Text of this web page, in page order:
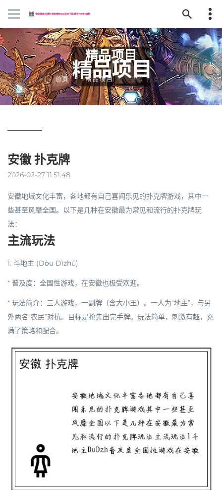
精品项目
首页 精品项目 安徽 扑克牌
安徽 扑克牌
2026-02-27 11:51:48
安徽地域文化丰富，各地都有自己喜闻乐见的扑克牌游戏，其中一
些甚至风靡全国。以下是几种在安徽最为常见和流行的扑克牌玩
法：
主流玩法
1. 斗地主 (Dòu Dìzhǔ)
* 普及度：全国性游戏，在安徽也极受欢迎。
* 玩法简介：三人游戏，一副牌（含大小王）。一人为“地主”，与另
外两名“农民”对抗。目标是抢先出完手牌。玩法简单，刺激有趣，充
满了策略和配合。